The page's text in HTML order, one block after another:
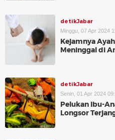
detikJabar
Minggu, 07 Apr 2024
Kejamnya
Meninggal di
detikJabar
Senin, 01 Apr 2024
Pelukan Ibu-
Longsor